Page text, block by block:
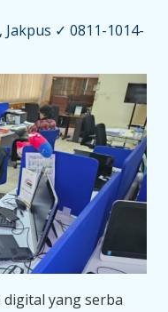
✓ 0811-1014-
digital yang serba